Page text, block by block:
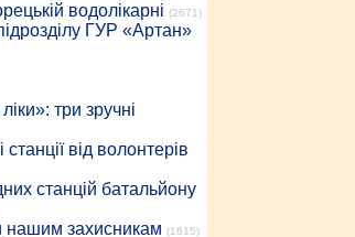
водолікарні (2671)
ГУР «Артан»
три зручні
від волонтерів
станцій батальйону
нашим захисникам (1615)